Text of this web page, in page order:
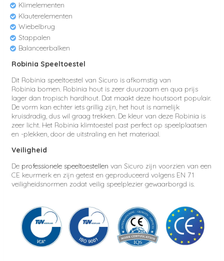
Klimelementen
Klauterelementen
Wiebelbrug
Stappalen
Balanceerbalken
Robinia Speeltoestel
Dit Robinia speeltoestel van Sicuro is afkomstig van
Robinia bomen. Robinia hout is zeer duurzaam en qua prijs
lager dan tropisch hardhout. Dat maakt deze houtsoort populair.
De vorm kan echter iets grillig zijn, het hout is namelijk
kruisdradig, dus wil graag trekken. De kleur van deze Robinia is
zeer licht. Het Robinia klimtoestel past perfect op speelplaatsen
en -plekken, door de uitstraling en het materiaal.
Veiligheid
De professionele speeltoestellen van Sicuro zijn voorzien van een
CE keurmerk en zijn getest en geproduceerd volgens EN 71
veiligheidsnormen zodat veilig speelplezier gewaarborgd is.